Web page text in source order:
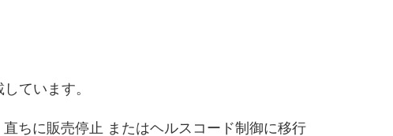
ています。
ちに販売停止 またはヘルスコード制御に移行